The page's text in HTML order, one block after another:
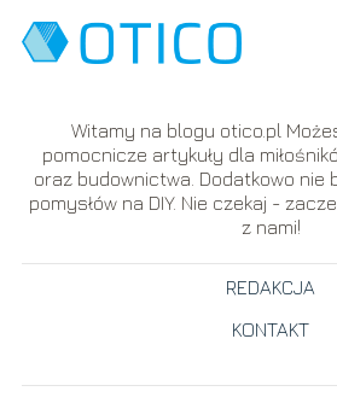
Witamy na blogu otico.pl
pomocnicze artykuły dla
oraz budownictwa. Dodatkowo nie
pomysłów na DIY. Nie czekaj -
z nami!
REDAKCJA
KONTAKT